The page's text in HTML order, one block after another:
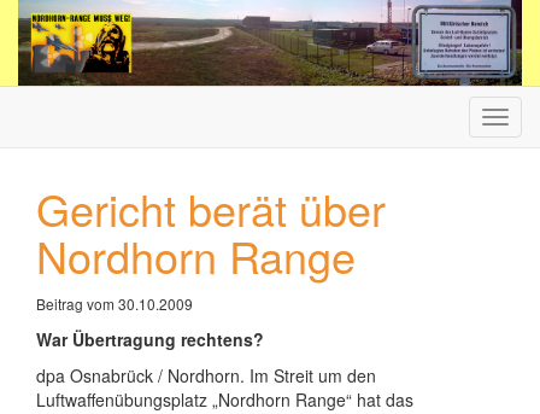
ein-/
Gericht berät über
Nordhorn Range
Beitrag vom 30.10.2009
War Übertragung rechtens?
dpa Osnabrück / Nordhorn. Im Streit um den
Luftwaffenübungsplatz „Nordhorn Range“ hat das